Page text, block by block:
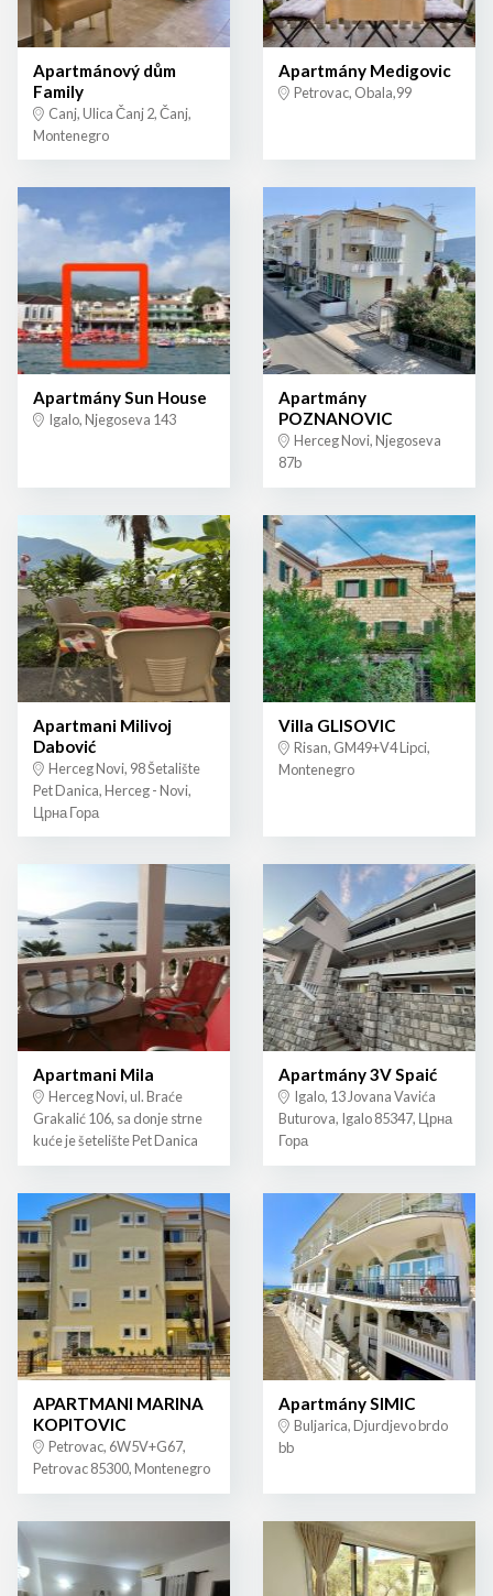
Apartmánový dům
Family
Canj, Ulica Čanj 2, Čanj,
Montenegro
Apartmány Medigovic
Petrovac, Obala,99
Apartmány Sun House
Igalo, Njegoseva 143
Apartmány
POZNANOVIC
Herceg Novi, Njegoseva
87b
Apartmani Milivoj
Dabović
Herceg Novi, 98 Šetalište
Pet Danica, Herceg - Novi,
Црна Гора
Villa GLISOVIC
Risan, GM49+V4 Lipci,
Montenegro
Apartmani Mila
Herceg Novi, ul. Braće
Grakalić 106, sa donje strne
kuće je šetelište Pet Danica
Apartmány 3V Spaić
Igalo, 13 Jovana Vavića
Buturova, Igalo 85347, Црна
Гора
APARTMANI MARINA
KOPITOVIC
Petrovac, 6W5V+G67,
Petrovac 85300, Montenegro
Apartmány SIMIC
Buljarica, Djurdjevo brdo
bb